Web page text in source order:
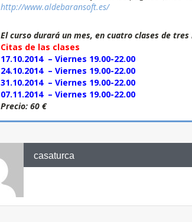
http://www.aldebaransoft.es/
El curso durará un mes, en cuatro clases de tres
Citas de las clases
17.10.2014 – Viernes 19.00-22.00
24.10.2014 – Viernes 19.00-22.00
31.10.2014 – Viernes 19.00-22.00
07.11.2014 – Viernes 19.00-22.00
Precio: 60 €
casaturca